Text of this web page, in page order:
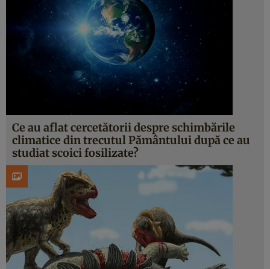
Ce au aflat cercetătorii despre schimbările
climatice din trecutul Pământului după ce au
studiat scoici fosilizate?